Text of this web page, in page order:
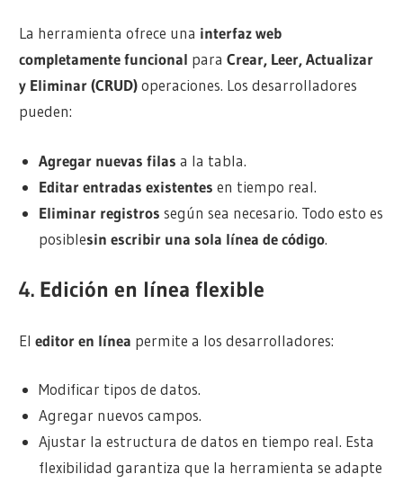
La herramienta ofrece una interfaz web
completamente funcional paraCrear, Leer, Actualizar
y Eliminar (CRUD)operaciones. Los desarrolladores
pueden:
Agregar nuevas filas a la tabla.
Editar entradas existentes en tiempo real.
Eliminar registros según sea necesario. Todo esto es
posiblesin escribir una sola línea de código.
4. Edición en línea flexible
Eleditor en línea permite a los desarrolladores:
Modificar tipos de datos.
Agregar nuevos campos.
Ajustar la estructura de datos en tiempo real. Esta
flexibilidad garantiza que la herramienta se adapte